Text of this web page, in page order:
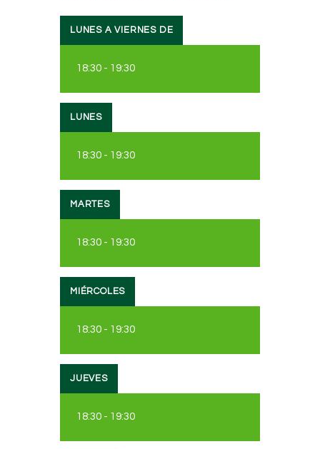
LUNES A VIERNES DE
18:30- 19:30
LUNES
18:30- 19:30
MARTES
18:30- 19:30
MIÉRCOLES
18:30- 19:30
JUEVES
18:30- 19:30